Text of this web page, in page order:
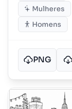
Mulheres
Homens
PNG